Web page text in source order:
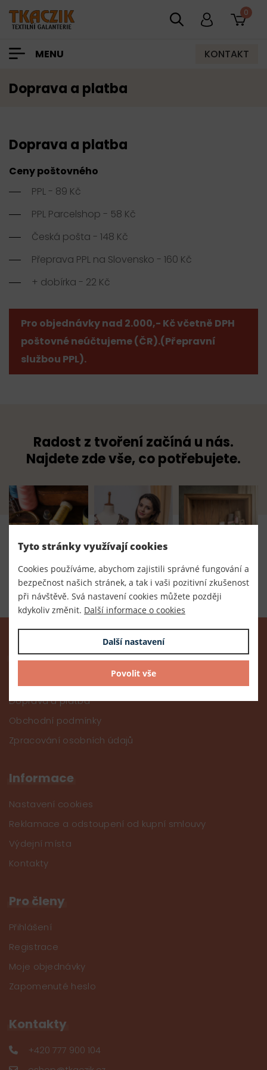
0
MENU KONTAKT
Doprava a platba
Doprava a platba
Ceny poštovného
PPL - 89 Kč
PPL Parcelshop - 58 Kč
Česká pošta - 148 Kč
Přeprava PPL na Slovensko - 160 Kč
+ dobírka - 22 Kč
Pro objednávky nad 2.000,- Kč včetně DPH
poštovné neúčtujeme (ČR).(Přepravní
službou PPL).
Radost z tvoření začíná u nás.
Najdete zde vše, co potřebujete.
Sledujte nás na
O nákupu
Doprava a platba
Obchodní podmínky
Zpracování osobních údajů
Informace
Nastavení cookies
Reklamace a odstoupení od kupní smlouvy
Výdejní místa
Kontakty
Pro členy
Přihlášení
Registrace
Moje objednávky
Zapomenuté heslo
Kontakty
+420 777 900 104
Tyto stránky využívají cookies
Cookies používáme, abychom zajistili správné fungování a
bezpečnost našich stránek, a tak i vaši pozitivní zkušenost
při návštěvě. Svá nastavení cookies můžete později
kdykoliv změnit. Další informace o cookies
Další nastavení
Povolit vše